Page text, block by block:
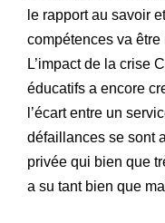
le rapport au savoir
compétences va
L’impact de la crise
éducatifs a encore
l’écart entre un
défaillances se sont
privée qui bien que
a su tant bien que